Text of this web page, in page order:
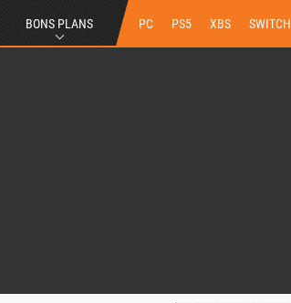
BONS PLANS PC PS5 XBS SWITCH